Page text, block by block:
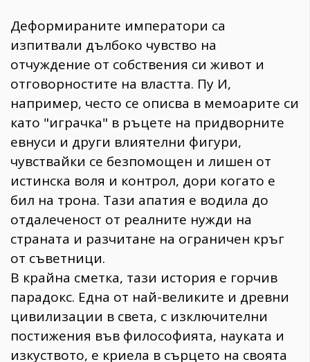
Деформираните императори са
изпитвали дълбоко чувство на
отчуждение от собствения си живот и
отговорностите на властта. Пу И,
например, често се описва в мемоарите си
като "играчка" в ръцете на придворните
евнуси и други влиятелни фигури,
чувствайки се безпомощен и лишен от
истинска воля и контрол, дори когато е
бил на трона. Тази апатия е водила до
отдалеченост от реалните нужди на
страната и разчитане на ограничен кръг
от съветници.
В крайна сметка, тази история е горчив
парадокс. Една от най-великите и древни
цивилизации в света, с изключителни
постижения във философията, науката и
изкуството, е криела в сърцето на своята